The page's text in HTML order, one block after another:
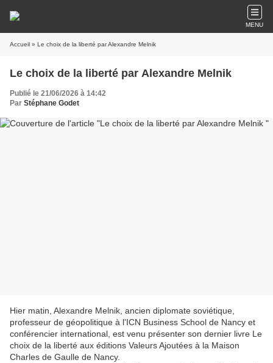
MENU
Accueil » Le choix de la liberté par Alexandre Melnik
Le choix de la liberté par Alexandre Melnik
Publié le 21/06/2026 à 14:42
Par Stéphane Godet
Hier matin, Alexandre Melnik, ancien diplomate soviétique,
professeur de géopolitique à l'ICN Business School de Nancy et
conférencier international, est venu présenter son dernier livre Le
choix de la liberté aux éditions Valeurs Ajoutées à la Maison
Charles de Gaulle de Nancy.